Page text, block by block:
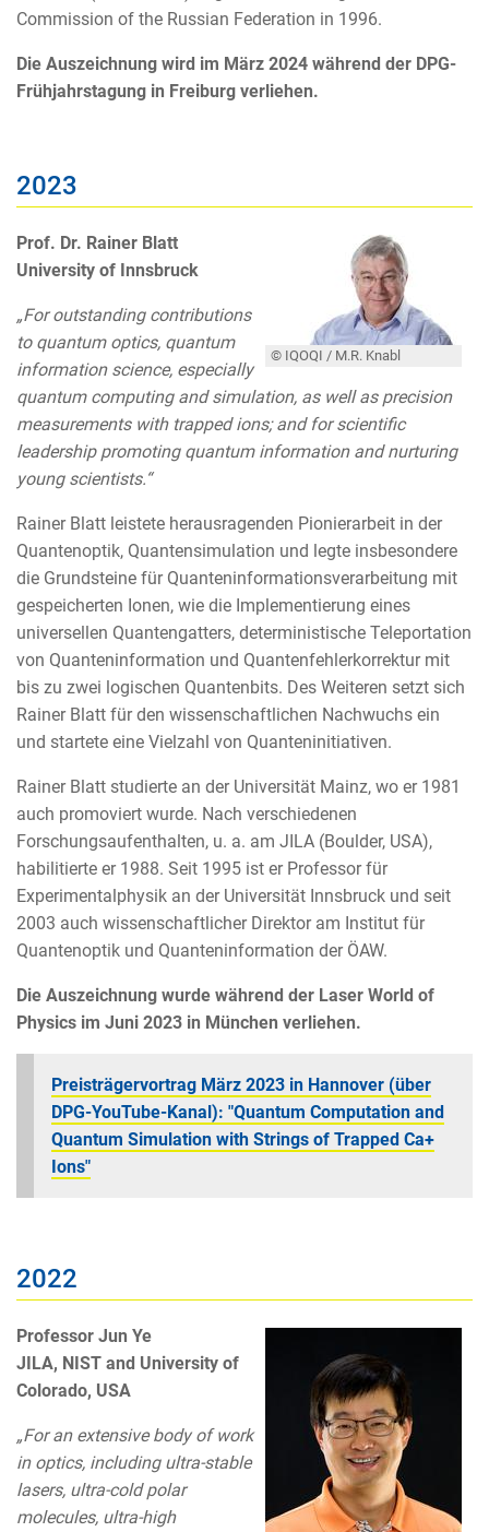
Commission of the Russian Federation in 1996.
Die Auszeichnung wird im März 2024 während der DPG-
Frühjahrstagung in Freiburg verliehen.
2023
© IQOQI / M.R. Knabl
Prof. Dr. Rainer Blatt
University of Innsbruck
„For outstanding contributions
to quantum optics, quantum
information science, especially
quantum computing and simulation, as well as precision
measurements with trapped ions; and for scientific
leadership promoting quantum information and nurturing
young scientists.“
Rainer Blatt leistete herausragenden Pionierarbeit in der
Quantenoptik, Quantensimulation und legte insbesondere
die Grundsteine für Quanteninformationsverarbeitung mit
gespeicherten Ionen, wie die Implementierung eines
universellen Quantengatters, deterministische Teleportation
von Quanteninformation und Quantenfehlerkorrektur mit
bis zu zwei logischen Quantenbits. Des Weiteren setzt sich
Rainer Blatt für den wissenschaftlichen Nachwuchs ein
und startete eine Vielzahl von Quanteninitiativen.
Rainer Blatt studierte an der Universität Mainz, wo er 1981
auch promoviert wurde. Nach verschiedenen
Forschungsaufenthalten, u. a. am JILA (Boulder, USA),
habilitierte er 1988. Seit 1995 ist er Professor für
Experimentalphysik an der Universität Innsbruck und seit
2003 auch wissenschaftlicher Direktor am Institut für
Quantenoptik und Quanteninformation der ÖAW.
Die Auszeichnung wurde während der Laser World of
Physics im Juni 2023 in München verliehen.
Preisträgervortrag März 2023 in Hannover (über
DPG-YouTube-Kanal): "Quantum Computation and
Quantum Simulation with Strings of Trapped Ca+
Ions"
2022
Professor Jun Ye
JILA, NIST and University of
Colorado, USA
„For an extensive body of work
in optics, including ultra-stable
lasers, ultra-cold polar
molecules, ultra-high